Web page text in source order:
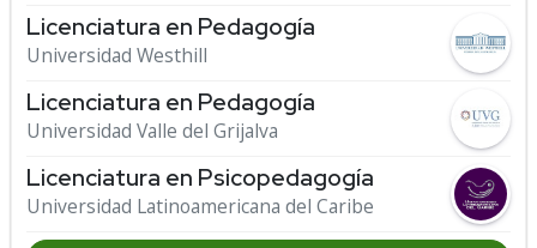
Licenciatura en Pedagogía
Universidad Westhill
Licenciatura en Pedagogía
Universidad Valle del Grijalva
Licenciatura en Psicopedagogía
Universidad Latinoamericana del Caribe